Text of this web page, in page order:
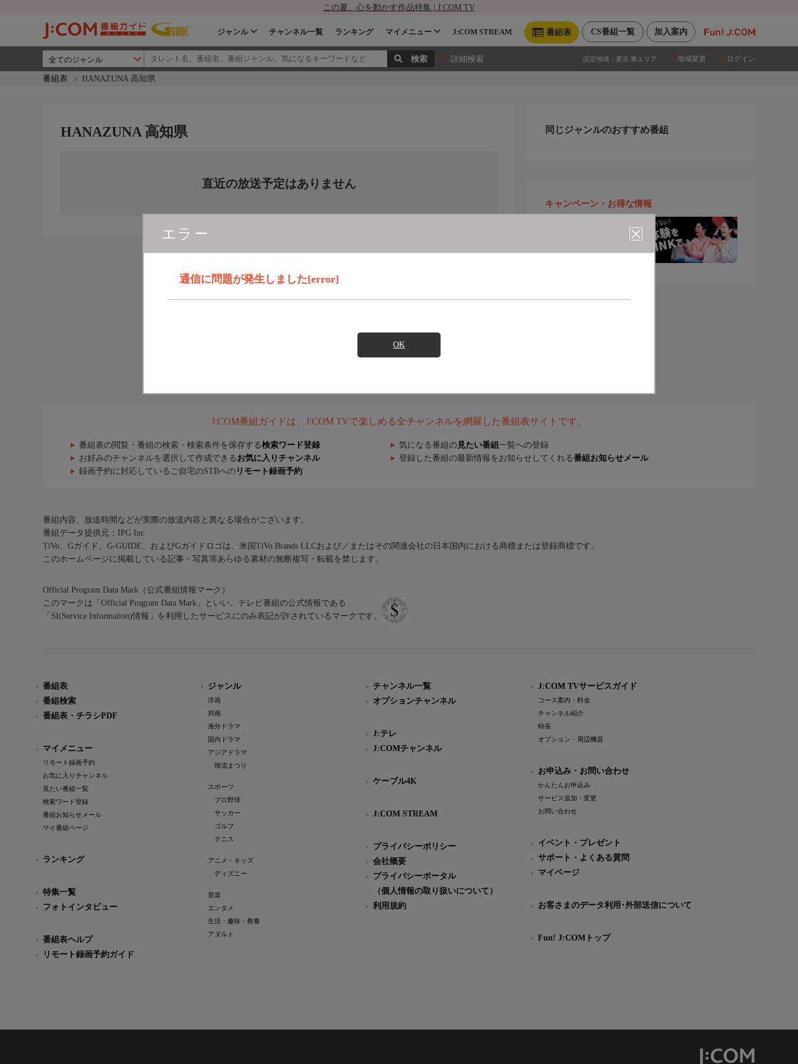
この夏、心を動かす作品特集 | J:COM TV
加入案内
CS番組一覧
番組表
ジャンル チャンネル一覧 ランキング マイメニュー J:COM STREAM
詳細検索 設定地域： 東京 東エリア 地域変更 ログイン
番組表 HANAZUNA 高知県
エラー
通信に問題が発生しました[error]
OK
HANAZUNA 高知県
直近の放送予定はありません
同じジャンルのおすすめ番組
キャンペーン・お得な情報
J:COM番組ガイドは、J:COM TVで楽しめる全チャンネルを網羅した番組表サイトです。
番組表の閲覧・番組の検索・検索条件を保存する検索ワード登録 気になる番組の 見たい番組 一覧への登録
お好みのチャンネルを選択して作成できる お気に入りチャンネル 登録した番組の最新情報をお知らせしてくれる番組お知らせメール
録画予約に対応しているご自宅のSTBへの リモート録画予約
番組内容、放送時間などが実際の放送内容と異なる場合がございます。
番組データ提供元：IPG Inc.
TiVo、Gガイド、G-GUIDE、およびGガイドロゴは、米国TiVo Brands LLCおよび／またはその関連会社の日本国内における商標または登録商標です。
このホームページに掲載している記事・写真等あらゆる素材の無断複写・転載を禁じます。
Official Program Data Mark（公式番組情報マーク）
このマークは「Official Program Data Mark」といい、テレビ番組の公式情報である
「SI(Service Information)情報」を利用したサービスにのみ表記が許されているマークです。
番組表
番組検索
番組表・チラシPDF
マイメニュー
リモート録画予約
お気に入りチャンネル
見たい番組一覧
検索ワード登録
番組お知らせメール
マイ番組ページ
ランキング
特集一覧
フォトインタビュー
番組表ヘルプ
リモート録画予約ガイド
ジャンル
洋画
邦画
海外ドラマ
国内ドラマ
アジアドラマ
韓流まつり
スポーツ
プロ野球
サッカー
ゴルフ
テニス
アニメ・キッズ
ディズニー
音楽
エンタメ
生活・趣味・教養
アダルト
チャンネル一覧
オプションチャンネル
J:テレ
J:COMチャンネル
ケーブル4K
J:COM STREAM
プライバシーポリシー
会社概要
プライバシーポータル
（個人情報の取り扱いについて）
利用規約
J:COM TVサービスガイド
コース案内・料金
チャンネル紹介
特長
オプション・周辺機器
お申込み・お問い合わせ
かんたんお申込み
サービス追加・変更
お問い合わせ
イベント・プレゼント
サポート・よくある質問
マイページ
お客さまのデータ利用･外部送信について
Fun! J:COMトップ